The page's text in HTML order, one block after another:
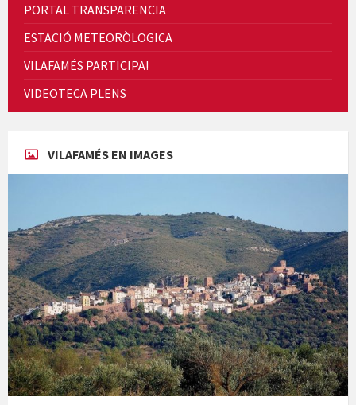
Cicle de Cine i Dones rurals
Concerts al Museu
Presentació del llibre &quot;La mare&quot;, d'Emma Zafon
PORTAL TRANSPARENCIA
ESTACIÓ METEORÒLOGICA
VILAFAMÉS PARTICIPA!
VIDEOTECA PLENS
VILAFAMÉS EN IMAGES